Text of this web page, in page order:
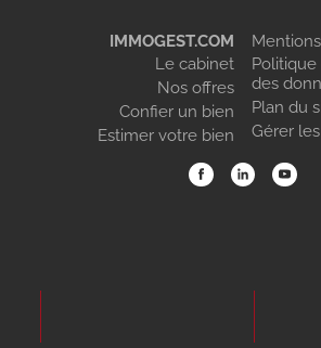
IMMOGEST.COM
Le cabinet
Nos offres
Confier un bien
Estimer votre bien
des
Plan du
Gérer